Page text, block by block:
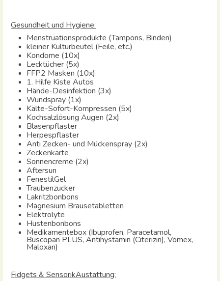
Gesundheit und Hygiene:
Menstruationsprodukte (Tampons, Binden)
kleiner Kulturbeutel (Feile, etc.)
Kondome (10x)
Lecktücher (5x)
FFP2 Masken (10x)
1. Hilfe Kiste Autos
Hände-Desinfektion (3x)
Wundspray (1x)
Kälte-Sofort-Kompressen (5x)
Kochsalzlösung Augen (2x)
Blasenpflaster
Herpespflaster
Anti Zecken- und Mückenspray (2x)
Zeckenkarte
Sonnencreme (2x)
Aftersun
FenestilGel
Traubenzucker
Lakritzbonbons
Magnesium Brausetabletten
Elektrolyte
Hustenbonbons
Medikamentebox (Ibuprofen, Paracetamol,
Buscopan PLUS, Antihystamin (Citerizin), Vomex,
Maloxan)
Fidgets & SensorikAustattung: